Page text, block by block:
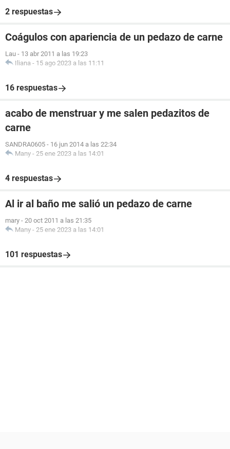
2 respuestas
Coágulos con apariencia de un pedazo de carne
Lau - 13 abr 2011 a las 19:23
Iliana - 15 ago 2023 a las 11:11
16 respuestas
acabo de menstruar y me salen pedazitos de
carne
SANDRA0605 - 16 jun 2014 a las 22:34
Many - 25 ene 2023 a las 14:01
4 respuestas
Al ir al baño me salió un pedazo de carne
mary - 20 oct 2011 a las 21:35
Many - 25 ene 2023 a las 14:01
101 respuestas